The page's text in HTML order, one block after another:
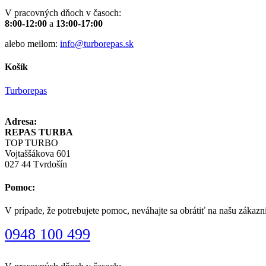
V pracovných dňoch v časoch:
8:00-12:00 a 13:00-17:00
alebo meilom: info@turborepas.sk
Košík
Turborepas
Adresa:
REPAS TURBA
TOP TURBO
Vojtaššákova 601
027 44 Tvrdošín
Pomoc:
V prípade, že potrebujete pomoc, neváhajte sa obrátiť na našu
0948 100 499